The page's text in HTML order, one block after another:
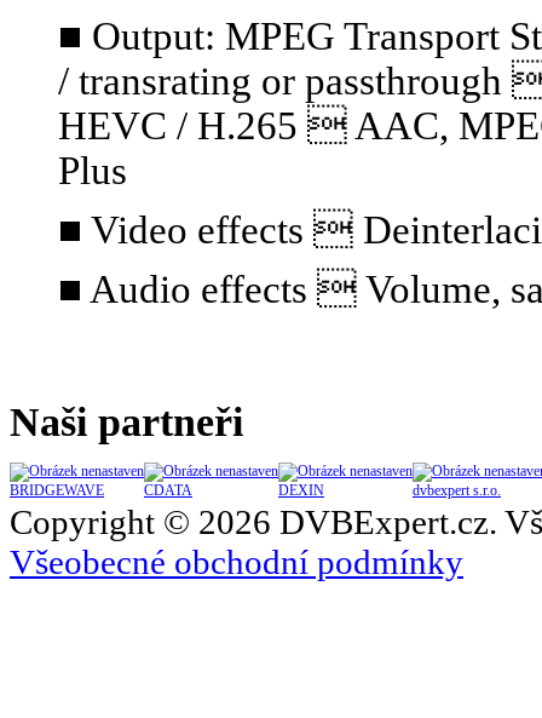
■ Output: MPEG Transport
/ transrating or
HEVC / H.265  AAC,
Plus
■ Video effects 
■ Audio effects  Volume,
Naši partneři
BRIDGEWAVE CDATA DEXIN dvbexpert s.r.o.
Copyright © 2026 DVBExpert.cz.
Všeobecné obchodní podmínky